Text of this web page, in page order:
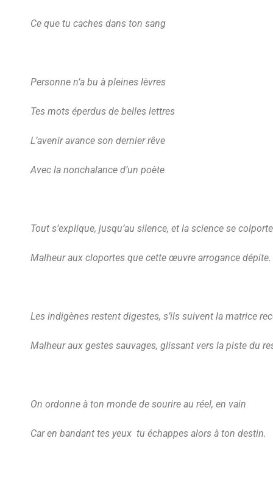
Ce que tu caches dans ton sang
Personne n’a bu à pleines lèvres
Tes mots éperdus de belles lettres
L’avenir avance son dernier rêve
Avec la nonchalance d’un poète
Tout s’explique, jusqu’au silence, et la science se colporte
Malheur aux cloportes que cette œuvre arrogance dépite.
Les indigènes restent digestes, s’ils suivent la matrice
Malheur aux gestes sauvages, glissant vers la piste du
On ordonne à ton monde de sourire au réel, en vain
Car en bandant tes yeux tu échappes alors à ton destin.